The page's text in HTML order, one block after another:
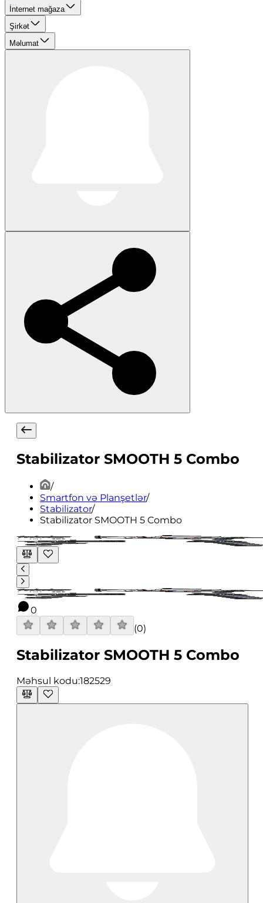
İnternet mağaza
Şirkət
Məlumat
Stabilizator SMOOTH 5 Combo
/
Smartfon və Planşetlər/
Stabilizator/
Stabilizator SMOOTH 5 Combo
0
(0)
Stabilizator SMOOTH 5 Combo
Məhsul kodu:182529